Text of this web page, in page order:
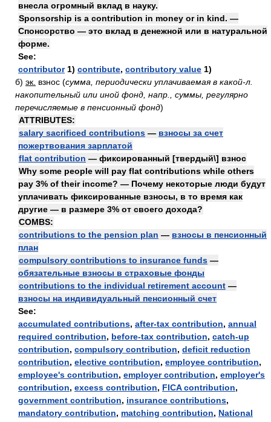
внесла огромный вклад в науку.
Sponsorship is a contribution in money or in kind. —
Спонсорство — это вклад в денежной или в натуральной
форме.
See:
contributor1) contribute, contributory value 1)
б) эк. взнос (сумма, периодически уплачиваемая в какой-л.
накопительный или иной фонд, напр., суммы, регулярно
перечисляемые в пенсионный фонд)
ATTRIBUTES:
salary sacrificed contributions — взносы за счет
пожертвования зарплатой
flat contribution — фиксированный [твердый\] взнос
Why some people will pay flat contributions while others
pay 3% of their income? — Почему некоторые люди будут
уплачивать фиксированные взносы, в то время как
другие — в размере 3% от своего дохода?
COMBS:
contributions to the pension plan — взносы в пенсионный
план
compulsory contributions to insurance funds —
обязательные взносы в страховые фонды
contributions to the individual retirement account —
взносы на индивидуальный пенсионный счет
See:
accumulated contributions, after-tax contribution, annual
required contribution, before-tax contribution, catch-up
contribution, compulsory contribution, deficit reduction
contribution, elective contribution, employee contribution,
employee's contribution, employer contribution, employer's
contribution, excess contribution, FICA contribution,
government contribution, insurance contributions,
mandatory contribution, matching contribution, National